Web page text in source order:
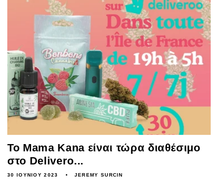
Το Mama Kana είναι τώρα διαθέσιμο
στο Delivero...
30 ΙΟΥΝΊΟΥ 2023 JEREMY SURCIN